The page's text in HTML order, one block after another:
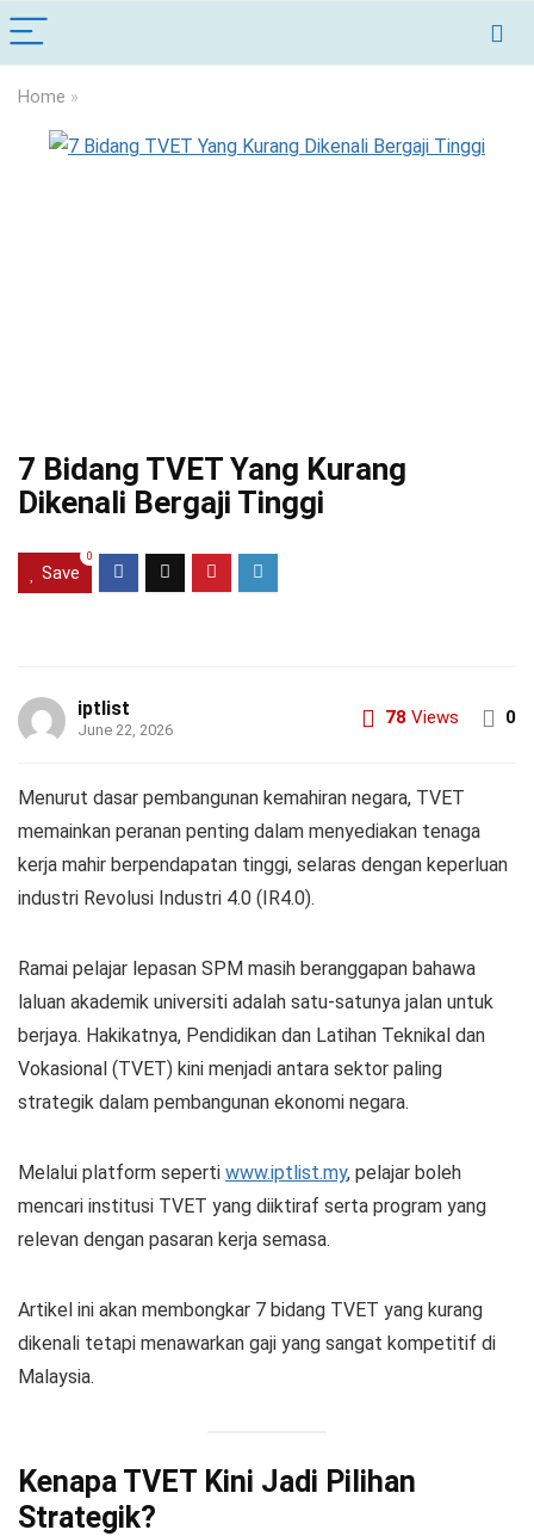
Home »
7 Bidang TVET Yang Kurang
Dikenali Bergaji Tinggi
Save
0
iptlist
June 22, 2026
78 Views 0
Menurut dasar pembangunan kemahiran negara, TVET
memainkan peranan penting dalam menyediakan tenaga
kerja mahir berpendapatan tinggi, selaras dengan keperluan
industri Revolusi Industri 4.0 (IR4.0).
Ramai pelajar lepasan SPM masih beranggapan bahawa
laluan akademik universiti adalah satu-satunya jalan untuk
berjaya. Hakikatnya, Pendidikan dan Latihan Teknikal dan
Vokasional (TVET) kini menjadi antara sektor paling
strategik dalam pembangunan ekonomi negara.
Melalui platform seperti www.iptlist.my, pelajar boleh
mencari institusi TVET yang diiktiraf serta program yang
relevan dengan pasaran kerja semasa.
Artikel ini akan membongkar 7 bidang TVET yang kurang
dikenali tetapi menawarkan gaji yang sangat kompetitif di
Malaysia.
Kenapa TVET Kini Jadi Pilihan
Strategik?